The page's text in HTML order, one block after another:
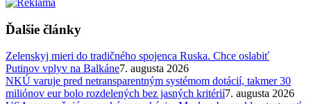
Ďalšie články
Zelenskyj mieri do tradičného spojenca Ruska. Chce oslabiť
Putinov vplyv na Balkáne7. augusta 2026
NKÚ varuje pred netransparentným systémom dotácií, takmer 30
miliónov eur bolo rozdelených bez jasných kritérií7. augusta 2026